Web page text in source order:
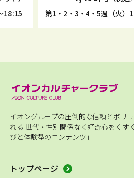
第1・2・3・4・5週（火）16:30
イオングループの圧倒的な信頼とボリ
れる 世代・性別関係なく好奇心をくす
びと体験型のコンテンツ」
トップページ